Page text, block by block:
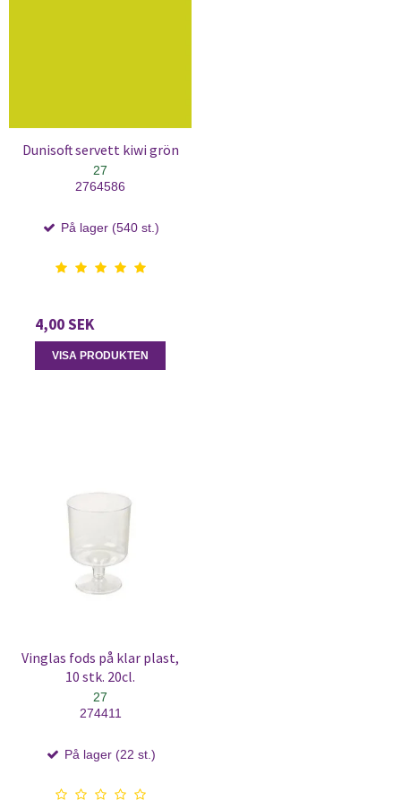
Dunisoft servett kiwi grön
27
2764586
På lager (540 st.)
4,00 SEK
VISA PRODUKTEN
Vinglas fods på klar plast,
10 stk. 20cl.
27
274411
På lager (22 st.)